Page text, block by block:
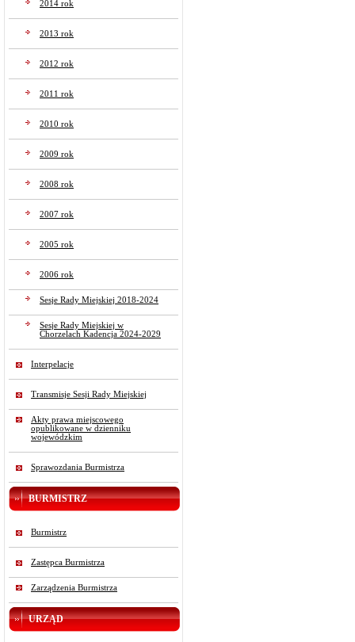
2014 rok
2013 rok
2012 rok
2011 rok
2010 rok
2009 rok
2008 rok
2007 rok
2005 rok
2006 rok
Sesje Rady Miejskiej 2018-2024
Sesje Rady Miejskiej w
Chorzelach Kadencja 2024-2029
Interpelacje
Transmisje Sesji Rady Miejskiej
Akty prawa miejscowego
opublikowane w dzienniku
wojewódzkim
Sprawozdania Burmistrza
BURMISTRZ
Burmistrz
Zastępca Burmistrza
Zarządzenia Burmistrza
URZĄD